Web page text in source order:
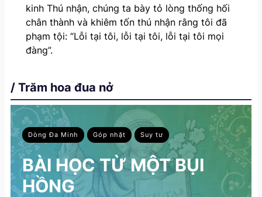
kinh Thú nhận, chúng ta bày tỏ lòng thống hối
chân thành và khiêm tốn thú nhận rằng tôi đã
phạm tội: “Lỗi tại tôi, lỗi tại tôi, lỗi tại tôi mọi
đàng”.
/ Trăm hoa đua nở
Dòng Đa Minh Góp nhặt Suy tư
BÀI HỌC TỪ MỘT BỤI
HỒNG